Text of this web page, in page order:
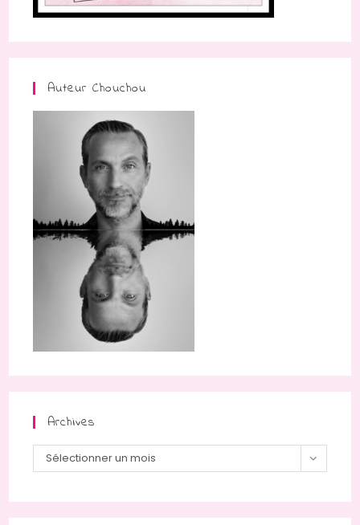
Auteur Chouchou
Archives
Archives
Sélectionner un mois